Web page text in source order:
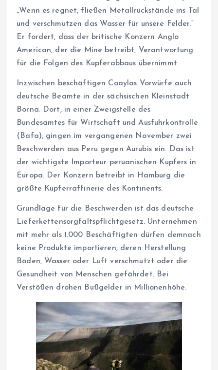
„Wenn es regnet, fließen Metallrückstände ins Tal
und verschmutzen das Wasser für unsere Felder.“
Er fordert, dass der britische Konzern Anglo
American, der die Mine betreibt, Verantwortung
für die Folgen des Kupferabbaus übernimmt.
Inzwischen beschäftigen Coaylas Vorwürfe auch
deutsche Beamte in der sächsischen Kleinstadt
Borna. Dort, in einer Zweigstelle des
Bundesamtes für Wirtschaft und Ausfuhrkontrolle
(Bafa), gingen im vergangenen November zwei
Beschwerden aus Peru gegen Aurubis ein. Das ist
der wichtigste Importeur peruanischen Kupfers in
Europa. Der Konzern betreibt in Hamburg die
größte Kupferraffinerie des Kontinents.
Grundlage für die Beschwerden ist das deutsche
Lieferkettensorgfaltspflichtgesetz. Unternehmen
mit mehr als 1.000 Beschäftigten dürfen demnach
keine Produkte importieren, deren Herstellung
Böden, Wasser oder Luft verschmutzt oder die
Gesundheit von Menschen gefährdet. Bei
Verstößen drohen Bußgelder in Millionenhöhe.